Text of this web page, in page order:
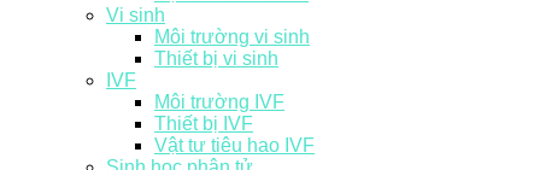
Vi sinh
Môi trường vi sinh
Thiết bị vi sinh
IVF
Môi trường IVF
Thiết bị IVF
Vật tư tiêu hao IVF